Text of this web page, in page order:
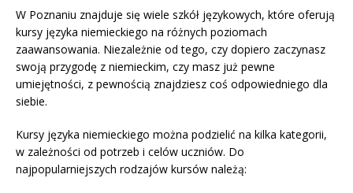
W Poznaniu znajduje się wiele szkół językowych, które oferują
kursy języka niemieckiego na różnych poziomach
zaawansowania. Niezależnie od tego, czy dopiero zaczynasz
swoją przygodę z niemieckim, czy masz już pewne
umiejętności, z pewnością znajdziesz coś odpowiedniego dla
siebie.
Kursy języka niemieckiego można podzielić na kilka kategorii,
w zależności od potrzeb i celów uczniów. Do
najpopularniejszych rodzajów kursów należą: